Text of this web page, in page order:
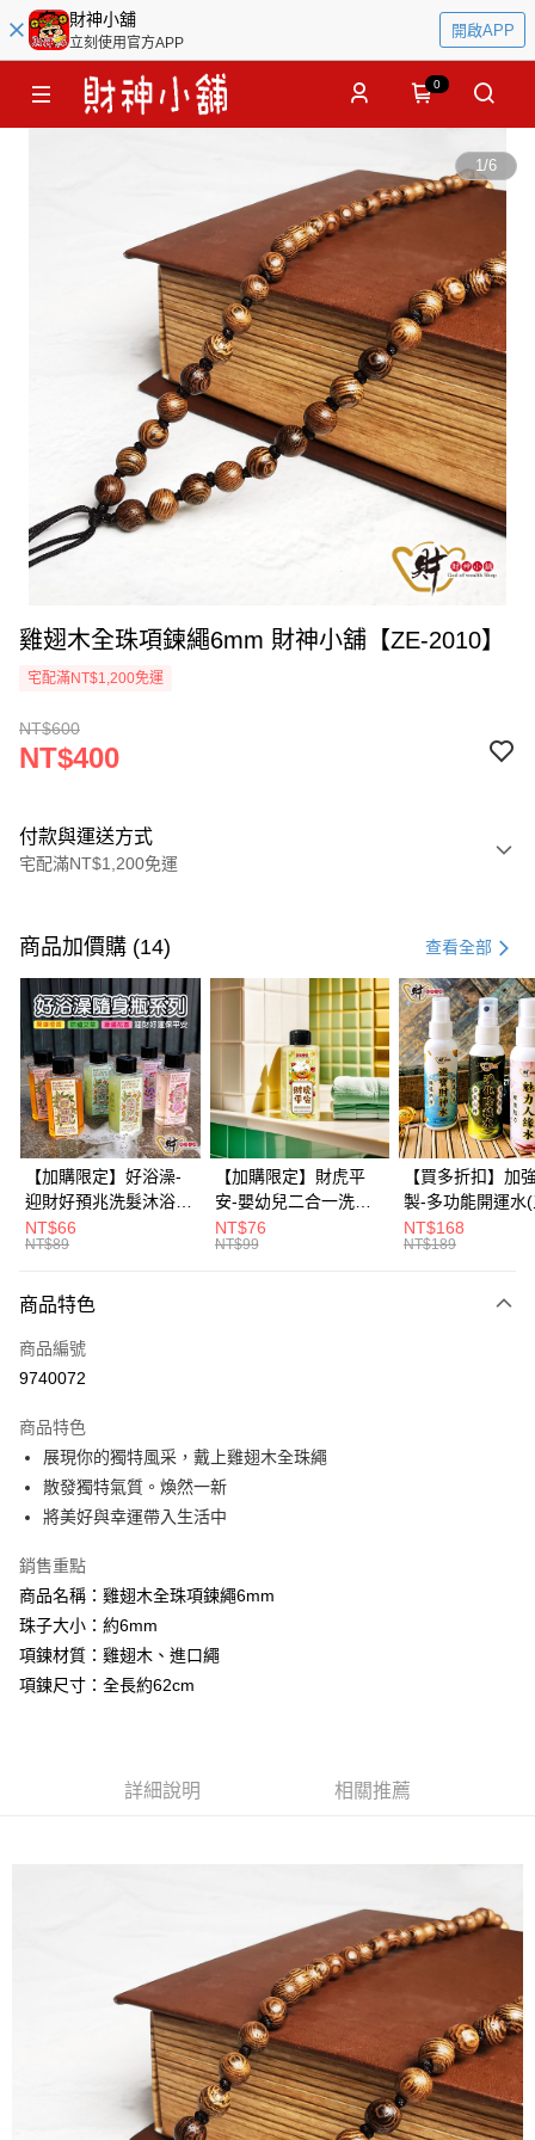
財神小舖
立刻使用官方APP
開啟APP
0
1/6
雞翅木全珠項鍊繩6mm 財神小舖【ZE-2010】
宅配滿NT$1,200免運
NT$600
NT$400
付款與運送方式
宅配滿NT$1,200免運
信用卡一次付款
信用卡分期付款
3 期 0 利率 每期NT$133 21家銀行
合作金庫商業銀行
第一商業銀行
華南商業銀行
彰化商業銀行
上海商業儲蓄銀行
台北富邦商業銀行
國泰世華商業銀行
兆豐國際商業銀行
臺灣中小企業銀行
台中商業銀行
匯豐（台灣）商業銀行
華泰商業銀行
聯邦商業銀行
遠東國際商業銀行
元大商業銀行
台灣樂天信用卡公司
6 期 0 利率 每期NT$66 21家銀行
合作金庫商業銀行
第一商業銀行
華南商業銀行
彰化商業銀行
上海商業儲蓄銀行
台北富邦商業銀行
國泰世華商業銀行
兆豐國際商業銀行
臺灣中小企業銀行
台中商業銀行
匯豐（台灣）商業銀行
聯邦商業銀行
玉山商業銀行
台灣樂天信用卡公司
12 期 0 利率 每期NT$33 21家銀行
合作金庫商業銀行
第一商業銀行
華南商業銀行
彰化商業銀行
上海商業儲蓄銀行
台北富邦商業銀行
國泰世華商業銀行
兆豐國際商業銀行
臺灣中小企業銀行
元大商業銀行
台新國際商業銀行
台灣樂天信用卡公司
超商取貨付款
LINE Pay
Apple Pay
悠遊付
Google Pay
大哥付你分期
相關說明
【大哥付你分期使用說明】
1.本服務由台灣大哥大提供，台灣大哥大用戶可立即使用無須另外申請。
流程，驗證手機門號後，選擇欲分期的期數、繳款截止日，確認付款後即完
成交易。
3.實際核准額度、可分期數及費用金額請依後續交易確認頁面所載為準。
4.訂單成立30分鐘內，如未前往確認交易或遇審核未通過，訂單將自動取
消。如遇「轉專審核」未通過狀況，表示未達大哥付你分期系統評分，恕無
法說明評估內容。
帳／街口支付／iPASS MONEY」等通路繳費。
2.基於同意付款使用「大哥付你分期」之契約關係目的，商店將以您的個人
資料（包含姓名、電話或地址）提供予台灣大哥大進項蒐集、處理及利用，
由本公司與您本人進行分期帳單所需資料之確認、核對及更正。
3.完整用戶服務條款，請詳閱以下連結：https://oppay.tw/userRule
AFTEE先享後付
相關說明
AFTEE先享後付是「在收到商品之後才付款」的支付方式。 讓您購物簡單
便利好安心！
１．簡單：不需註冊會員、不需綁卡、不需儲值。
２．便利：只要手機號碼，簡訊認證，即可結帳。
３．安心：先確認商品／服務後，再付款。
２．訂單成立數日內，您將收到繳費通知簡訊。
※ 交易是否成功請以「AFTEE先享後付 」之結帳頁面顯示為準，若有關於
是否繳費成功／繳費後需取消欲退款等相關疑問，請聯繫「AFTEE先享後付
https://netprotections.freshdesk.com/support/home
１．透過由恩沛科技股份有限公司提供之「AFTEE先享後付」服務完成之交
易，需依本服務之必要範圍內提供個人資料，並將交易相關給付款項請求債
權轉讓予恩沛科技股份有限公司。
２．關於個人資料處理事宜，請瀏覽以下網址：
https://aftee.tw/terms/#terms3
Hami Point
相關說明
「Hami Point」為中華電信所提供之點數服務，可於會員專區綁定中華電信
會員帳號後，即可在購物車使用 Hami Point 折抵消費金額 (1點等於1元)。
每筆NT$80，滿NT$1,288(含以上)免運費
每筆NT$80，滿NT$1,288(含以上)免運費
付款後萊爾富取貨
每筆NT$80，滿NT$1,288(含以上)免運費
商品加價購 (14) 查看全部
【加購限定】好浴澡-
迎財好預兆洗髮沐浴露
60ml(六款任選)【財神
小舖】PIF 財神嚴選，
瓶 旅遊出門最安心
NT$66
NT$89
【加購限定】財虎平
安-嬰幼兒二合一洗髮
沐浴露60ml《財神小
舖》【BABY-0601】
NT$76
NT$99
【買多折扣】加
製-多功能開運水
任選)《大師特製
《含開光》財神
NT$168
NT$189
商品特色
商品編號
9740072
商品特色
展現你的獨特風采，戴上雞翅木全珠繩
散發獨特氣質。煥然一新
將美好與幸運帶入生活中
銷售重點
商品名稱：雞翅木全珠項鍊繩6mm
珠子大小：約6mm
項鍊材質：雞翅木、進口繩
項鍊尺寸：全長約62cm
詳細說明 相關推薦